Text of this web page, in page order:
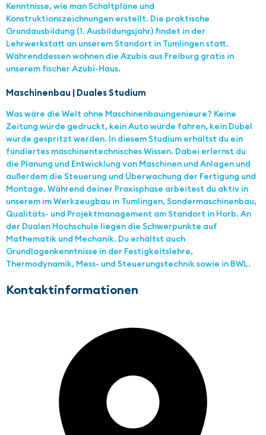
Kenntnisse, wie man Schaltpläne und
Konstruktionszeichnungen erstellt. Die praktische
Grundausbildung (1. Ausbildungsjahr) findet in der
Lehrwerkstatt an unserem Standort in Tumlingen statt.
Währenddessen wohnen die Azubis aus Freiburg gratis in
unserem fischer Azubi-Haus.
Maschinenbau | Duales Studium
Was wäre die Welt ohne Maschinenbauingenieure? Keine
Zeitung würde gedruckt, kein Auto würde fahren, kein Dübel
würde gespritzt werden. In diesem Studium erhältst du ein
fundiertes maschinentechnisches Wissen. Dabei erlernst du
die Planung und Entwicklung von Maschinen und Anlagen und
außerdem die Steuerung und Überwachung der Fertigung und
Montage. Während deiner Praxisphase arbeitest du aktiv in
unserem im Werkzeugbau in Tumlingen, Sondermaschinenbau,
Qualitäts- und Projektmanagement am Standort in Horb. An
der Dualen Hochschule liegen die Schwerpunkte auf
Mathematik und Mechanik. Du erhältst auch
Grundlagenkenntnisse in der Festigkeitslehre,
Thermodynamik, Mess- und Steuerungstechnik sowie in BWL.
Kontaktinformationen